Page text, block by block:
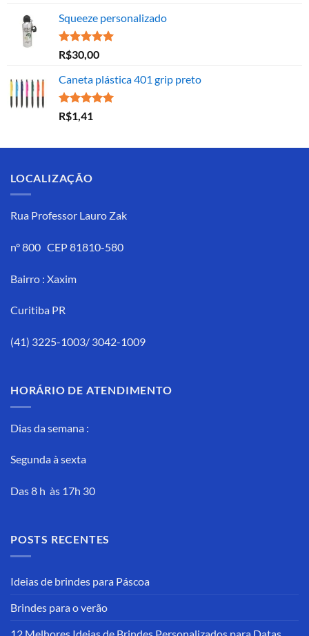
Squeeze personalizado
Avaliação
5.00
de 5
R$30,00
Caneta plástica 401 grip preto
Avaliação
5.00 de 5
R$1,41
LOCALIZAÇÃO
Rua Professor Lauro Zak
n° 800 CEP 81810-580
Bairro : Xaxim
Curitiba PR
(41) 3225-1003/ 3042-1009
HORÁRIO DE ATENDIMENTO
Dias da semana :
Segunda à sexta
Das 8 h às 17h 30
POSTS RECENTES
Ideias de brindes para Páscoa
Brindes para o verão
12 Melhores Ideias de Brindes Personalizados para Datas